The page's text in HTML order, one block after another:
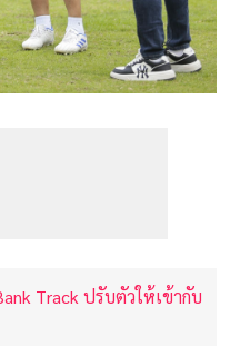
Track ปรับตัวให้เข้ากับ